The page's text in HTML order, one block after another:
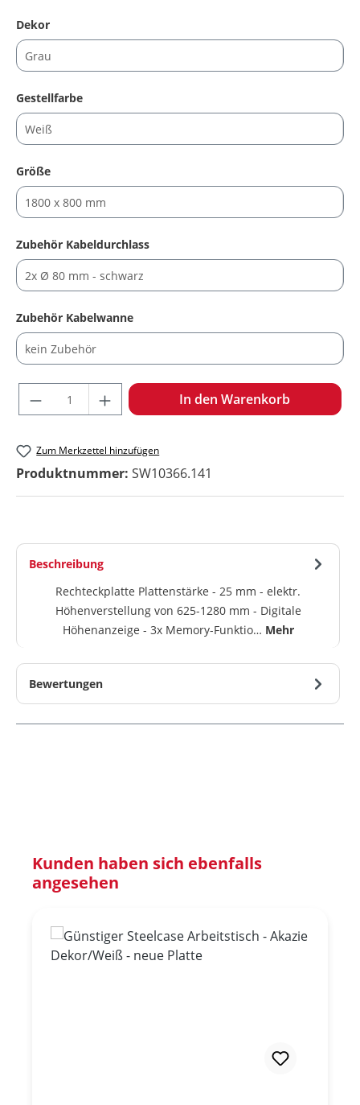
Dekorauswählen
Gestellfarbeauswählen
Größeauswählen
Zubehör Kabeldurchlassauswählen
Zubehör Kabelwanneauswählen
Produkt Anzahl: Gib den gewünschten Wert ein oder
In den Warenkorb
Zum Merkzettel hinzufügen
Produktnummer: SW10366.141
Beschreibung
Rechteckplatte Plattenstärke - 25 mm - elektr.
Höhenverstellung von 625-1280 mm - Digitale
Höhenanzeige - 3x Memory-Funktio… Mehr
Bewertungen
Produktgalerie überspringen
Kunden haben sich ebenfalls
angesehen